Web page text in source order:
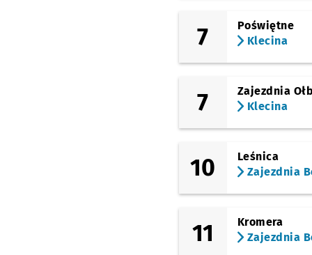
Jastrzębia
Orla
Zajezdnia Borek
7
Poświętne
Klecina
7
Zajezdnia
Klecina
10
Leśnica
Zajezdnia
11
Kromera
Zajezdnia